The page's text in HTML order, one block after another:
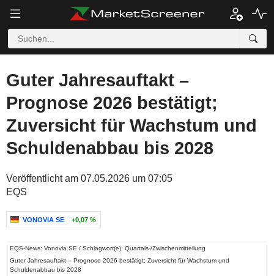
Guter Jahresauftakt –
Prognose 2026 bestätigt;
Zuversicht für Wachstum und
Schuldenabbau bis 2028
Veröffentlicht am 07.05.2026 um 07:05
EQS
VONOVIA SE +0,07 %
EQS-News: Vonovia SE / Schlagwort(e): Quartals-/Zwischenmitteilung
Guter Jahresauftakt – Prognose 2026 bestätigt; Zuversicht für Wachstum und
Schuldenabbau bis 2028